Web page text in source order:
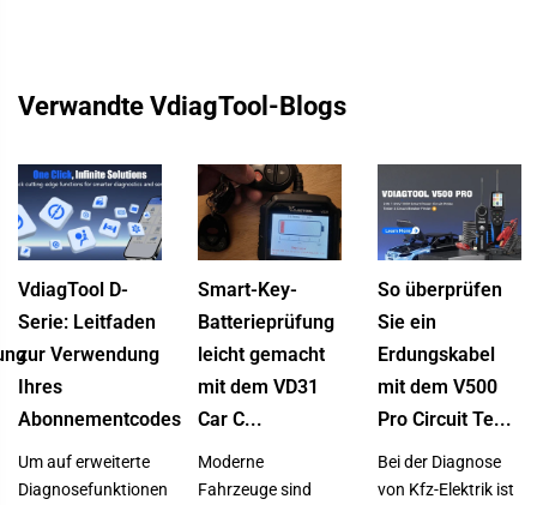
Verwandte VdiagTool-Blogs
VdiagTool D-
Serie: Leitfaden
zur Verwendung
Ihres
Abonnementcodes
Um auf erweiterte
Diagnosefunktionen
Smart-Key-
Batterieprüfung
leicht gemacht
mit dem VD31
Car C...
Moderne
Fahrzeuge sind
So überprüfen
Sie ein
Erdungskabel
mit dem V500
Pro Circuit Te...
Bei der Diagnose
von Kfz-Elektrik ist